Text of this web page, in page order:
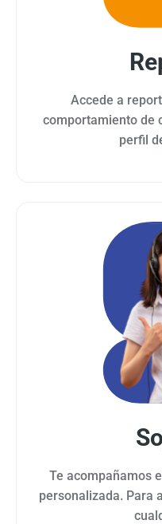
Accede a
comportamiento de
perfil
Te acompañamos
personalizada. Para